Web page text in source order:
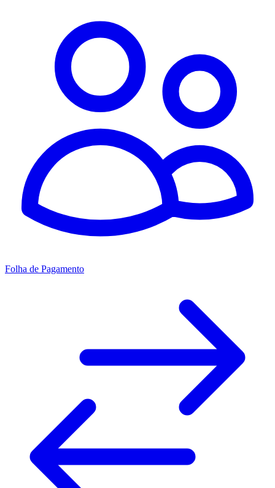
Folha de Pagamento